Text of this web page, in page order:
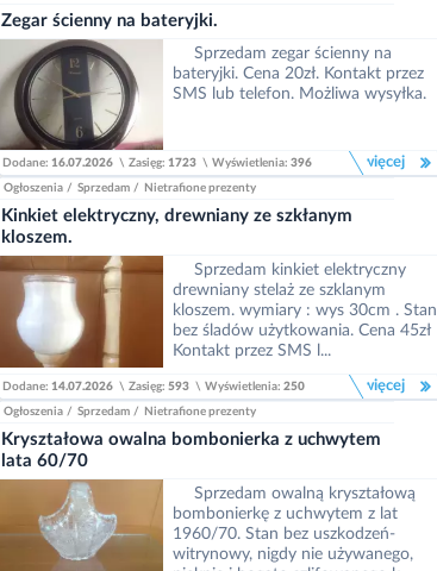
Zegar ścienny na bateryjki.
Sprzedam zegar ścienny na
bateryjki. Cena 20zł. Kontakt przez
SMS lub telefon. Możliwa wysyłka.
Dodane: 16.07.2026 \ Zasięg: 1723 \ Wyświetlenia: 396 więcej
Ogłoszenia / Sprzedam / Nietrafione prezenty
Kinkiet elektryczny, drewniany ze szkłanym
kloszem.
Sprzedam kinkiet elektryczny
drewniany stelaż ze szklanym
kloszem. wymiary : wys 30cm . Stan
bez śladów użytkowania. Cena 45zł
Kontakt przez SMS l...
Dodane: 14.07.2026 \ Zasięg: 593 \ Wyświetlenia: 250 więcej
Ogłoszenia / Sprzedam / Nietrafione prezenty
Kryształowa owalna bombonierka z uchwytem
lata 60/70
Sprzedam owalną kryształową
bombonierkę z uchwytem z lat
1960/70. Stan bez uszkodzeń-
witrynowy, nigdy nie używanego,